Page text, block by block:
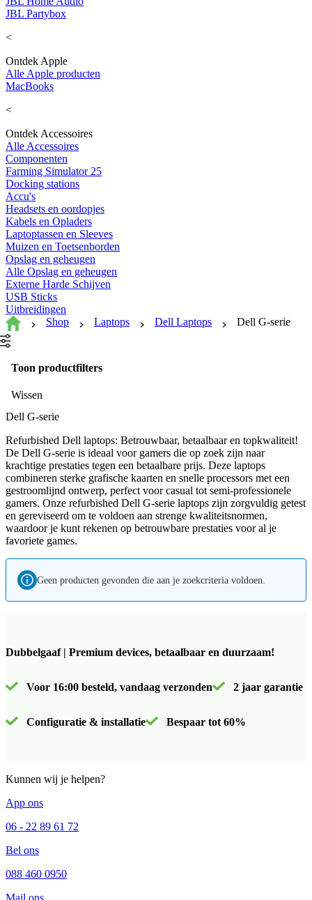
JBL Partybox
<
Ontdek Apple
Alle Apple producten
MacBooks
<
Ontdek Accessoires
Alle Accessoires
Componenten
Farming Simulator 25
Docking stations
Accu's
Headsets en oordopjes
Kabels en Opladers
Laptoptassen en Sleeves
Muizen en Toetsenborden
Opslag en geheugen
Alle Opslag en geheugen
Externe Harde Schijven
USB Sticks
Uitbreidingen
Shop
Laptops Dell Laptops Dell G-serie
Toon productfilters
Wissen
Dell G-serie
Refurbished Dell laptops: Betrouwbaar, betaalbaar en topkwaliteit!
De Dell G-serie is ideaal voor gamers die op zoek zijn naar
krachtige prestaties tegen een betaalbare prijs. Deze laptops
combineren sterke grafische kaarten en snelle processors met een
gestroomlijnd ontwerp, perfect voor casual tot semi-professionele
gamers. Onze refurbished Dell G-serie laptops zijn zorgvuldig getest
en gereviseerd om te voldoen aan strenge kwaliteitsnormen,
waardoor je kunt rekenen op betrouwbare prestaties voor al je
favoriete games.
Geen producten gevonden die aan je zoekcriteria voldoen.
Dubbelgaaf | Premium devices, betaalbaar en duurzaam!
Voor 16:00 besteld, vandaag verzonden 2 jaar garantie
Configuratie & installatie Bespaar tot 60%
Kunnen wij je helpen?
App ons
06 - 22 89 61 72
Bel ons
088 460 0950